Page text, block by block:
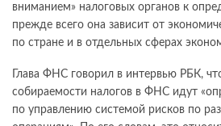
вниманием» налоговых органов к
прежде всего она зависит от
по стране и в отдельных сферах
Глава ФНС говорил в интервью РБК,
собираемости налогов в ФНС идут
по управлению системой рисков по